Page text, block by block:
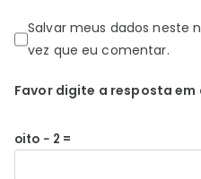
Salvar meus dados neste
vez que eu comentar.
Favor digite a resposta
oito − 2 =